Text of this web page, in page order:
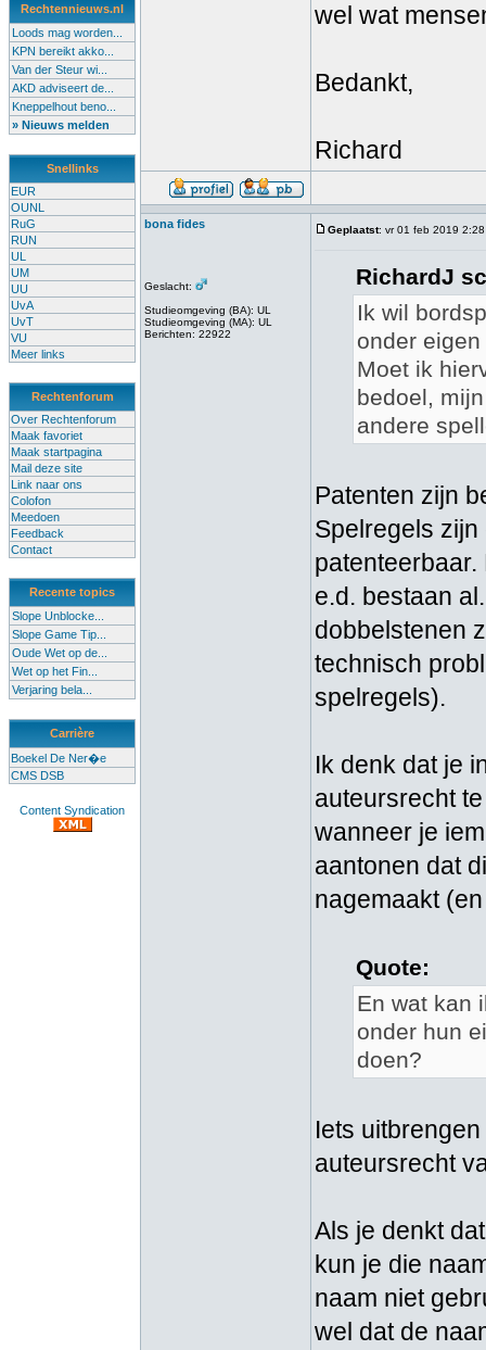
Rechtennieuws.nl
Loods mag worden...
KPN bereikt akko...
Van der Steur wi...
AKD adviseert de...
Kneppelhout beno...
» Nieuws melden
Snellinks
EUR
OUNL
RuG
RUN
UL
UM
UU
UvA
UvT
VU
Meer links
Rechtenforum
Over Rechtenforum
Maak favoriet
Maak startpagina
Mail deze site
Link naar ons
Colofon
Meedoen
Feedback
Contact
Recente topics
Slope Unblocke...
Slope Game Tip...
Oude Wet op de...
Wet op het Fin...
Verjaring bela...
Carrière
Boekel De Ner�e
CMS DSB
Content Syndication
wel wat
Bedankt,
Richard
bona fides
Geslacht:
Studieomgeving (BA): UL
Studieomgeving (MA): UL
Berichten: 22922
Geplaatst: vr 01 feb 2019 2:28
RichardJ
Ik wil
onder
Moet ik
bedoel,
andere
Patenten zijn
Spelregels
e.d. bestaan
dobbelstenen
technisch
spelregels).
Ik denk dat je
auteursrecht
wanneer je
aantonen dat
nagemaakt
Quote:
En wat kan
onder hun
doen?
Iets
auteursrecht
Als je denkt
kun je die
naam niet
wel dat de